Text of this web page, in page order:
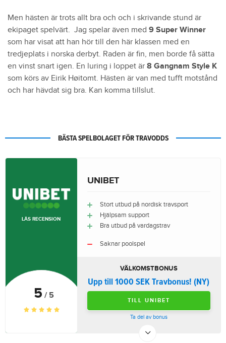
Men hästen är trots allt bra och och i skrivande stund är
ekipaget spelvärt. Jag spelar även med 9 Super Winner
som har visat att han hör till den här klassen med en
tredjeplats i norska derbyt. Raden är fin, men borde få sätta
en vinst snart igen. En luring i loppet är 8 Gangnam Style K
som körs av Eirik Høitomt. Hästen är van med tufft motstånd
och har hävdat sig bra. Kan komma tillslut.
BÄSTA SPELBOLAGET FÖR TRAVODDS
5 / 5
LÄS RECENSION
UNIBET
Stort utbud på nordisk travsport
Hjälpsam support
Bra utbud på vardagstrav
Saknar poolspel
VÄLKOMSTBONUS
Upp till 1000 SEK Travbonus! (NY)
TILL UNIBET
Ta del av bonus